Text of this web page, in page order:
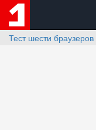
Тест шести